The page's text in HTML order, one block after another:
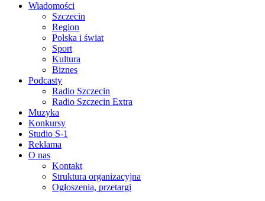
Wiadomości
Szczecin
Region
Polska i świat
Sport
Kultura
Biznes
Podcasty
Radio Szczecin
Radio Szczecin Extra
Muzyka
Konkursy
Studio S-1
Reklama
O nas
Kontakt
Struktura organizacyjna
Ogłoszenia, przetargi